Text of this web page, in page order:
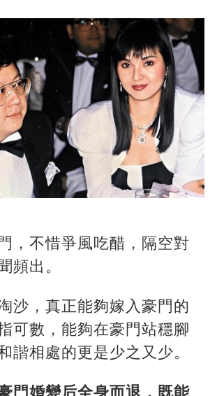
，不惜爭風吃醋，隔空對
頻出。
沙，真正能夠嫁入豪門的
可數，能夠在豪門站穩腳
諧相處的更是少之又少。
門婚變后全身而退，既能